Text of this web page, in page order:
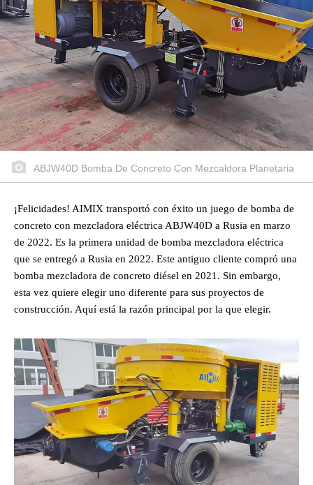
ABJW40D Bomba De Concreto Con Mezcaldora Planetaria
¡Felicidades! AIMIX transportó con éxito un juego de bomba de
concreto con mezcladora eléctrica ABJW40D a Rusia en marzo
de 2022. Es la primera unidad de bomba mezcladora eléctrica
que se entregó a Rusia en 2022. Este antiguo cliente compró una
bomba mezcladora de concreto diésel en 2021. Sin embargo,
esta vez quiere elegir uno diferente para sus proyectos de
construcción. Aquí está la razón principal por la que elegir.